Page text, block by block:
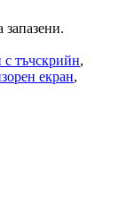
тъчскрийн,
екран,